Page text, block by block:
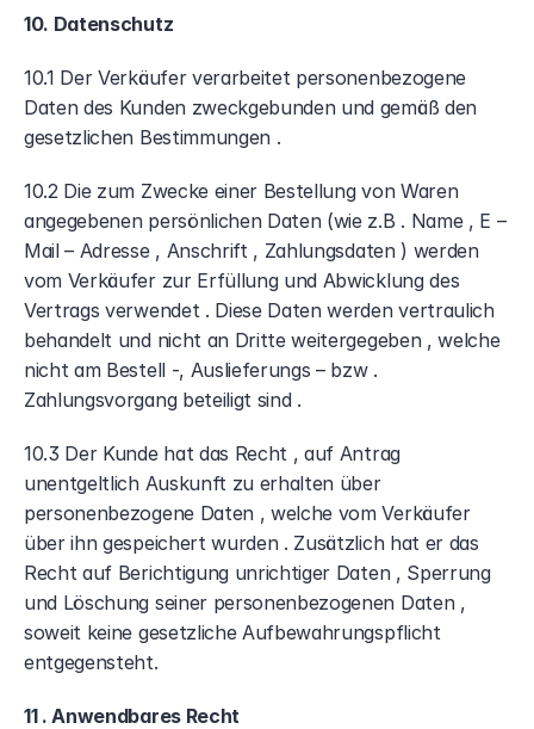
10. Datenschutz
10.1 Der Verkäufer verarbeitet personenbezogene
Daten des Kunden zweckgebunden und gemäß den
gesetzlichen Bestimmungen .
10.2 Die zum Zwecke einer Bestellung von Waren
angegebenen persönlichen Daten (wie z.B . Name , E –
Mail – Adresse , Anschrift , Zahlungsdaten ) werden
vom Verkäufer zur Erfüllung und Abwicklung des
Vertrags verwendet . Diese Daten werden vertraulich
behandelt und nicht an Dritte weitergegeben , welche
nicht am Bestell -, Auslieferungs – bzw .
Zahlungsvorgang beteiligt sind .
10.3 Der Kunde hat das Recht , auf Antrag
unentgeltlich Auskunft zu erhalten über
personenbezogene Daten , welche vom Verkäufer
über ihn gespeichert wurden . Zusätzlich hat er das
Recht auf Berichtigung unrichtiger Daten , Sperrung
und Löschung seiner personenbezogenen Daten ,
soweit keine gesetzliche Aufbewahrungspflicht
entgegensteht.
11 . Anwendbares Recht